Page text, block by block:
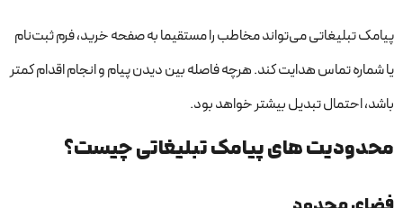
پیامک تبلیغاتی می‌تواند مخاطب را مستقیما به صفحه خرید، فرم ثبت‌نام
یا شماره تماس هدایت کند. هرچه فاصله بین دیدن پیام و انجام اقدام کمتر
باشد، احتمال تبدیل بیشتر خواهد بود.
محدودیت های پیامک تبلیغاتی چیست؟